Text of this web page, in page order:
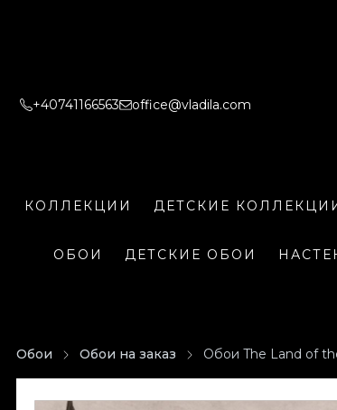
+40741166563 office@vladila.com
КОЛЛЕКЦИИ ДЕТСКИЕ
ОБОИ ДЕТСКИЕ ОБОИ
Обои Обои на заказ Обои The Land of